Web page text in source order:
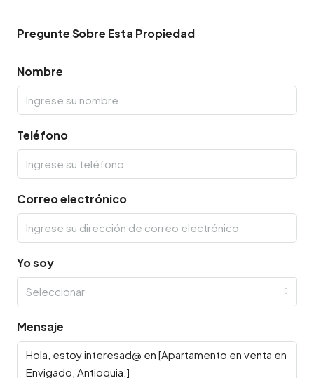
Pregunte Sobre Esta Propiedad
Nombre
Teléfono
Correo electrónico
Yo soy
Seleccionar
Mensaje